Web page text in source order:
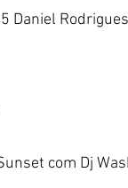
Daniel
com Dj